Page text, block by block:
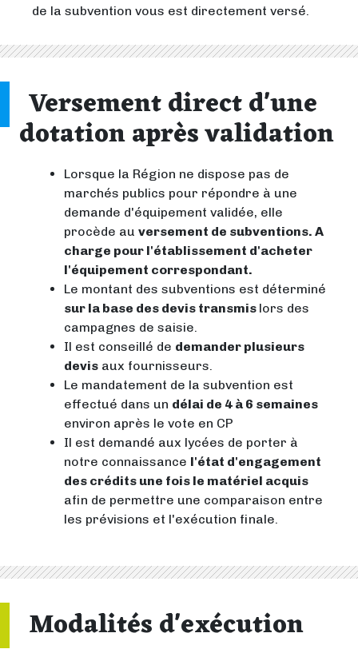
de la subvention vous est directement versé.
Versement direct d'une
dotation après validation
Lorsque la Région ne dispose pas de
marchés publics pour répondre à une
demande d'équipement validée, elle
procède au versement de subventions. A
charge pour l'établissement d'acheter
l'équipement correspondant.
Le montant des subventions est déterminé
sur la base des devis transmis lors des
campagnes de saisie.
Il est conseillé de demander plusieurs
devis aux fournisseurs.
Le mandatement de la subvention est
effectué dans un délai de 4 à 6 semaines
environ après le vote en CP
Il est demandé aux lycées de porter à
notre connaissance l'état d'engagement
des crédits une fois le matériel acquis
afin de permettre une comparaison entre
les prévisions et l'exécution finale.
Modalités d'exécution